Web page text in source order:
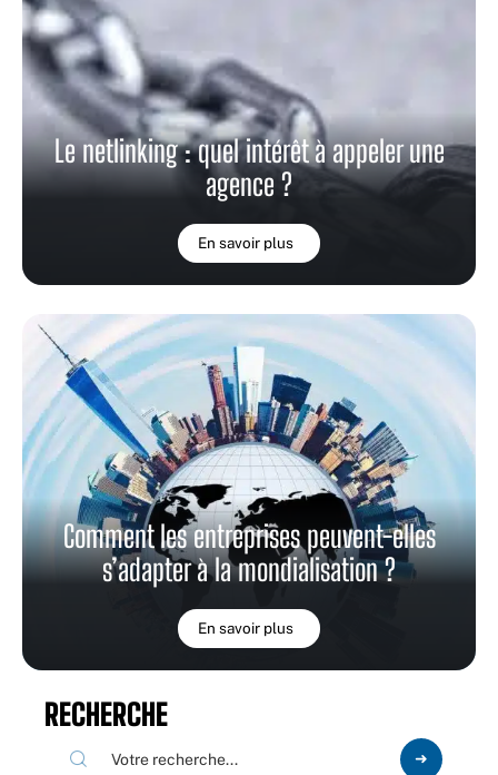
Le netlinking : quel intérêt à appeler une
agence ?
En savoir plus
Comment les entreprises peuvent-elles
s’adapter à la mondialisation ?
En savoir plus
RECHERCHE